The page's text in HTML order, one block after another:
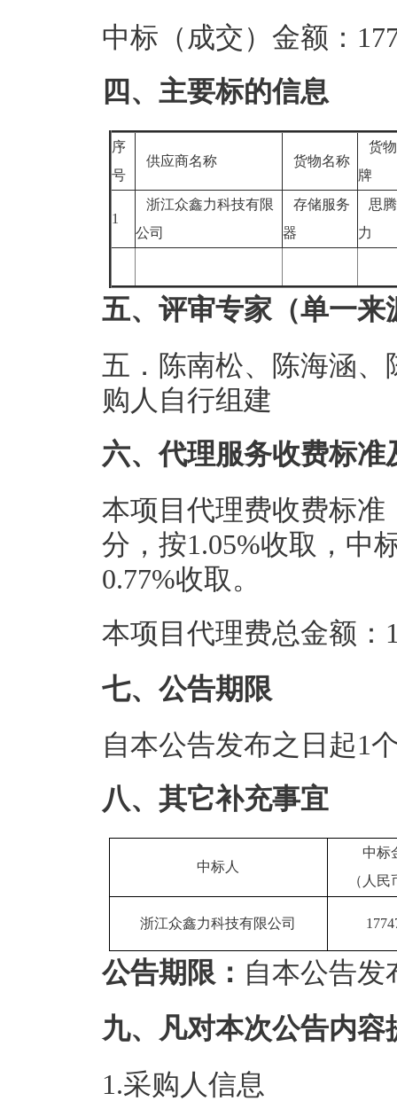
中标（成交）金额：
四、主要标的信息
序
号
供应商名称 货物名称
货
牌
1
浙江众鑫力科技有限
公司
存储服务
器
思
力
五、评审专家（单一
五．陈南松、陈海涵
购人自行组建
六、代理服务收费标准
本项目代理费收费标准
分，按1.05%收取，中
0.77%收取。
本项目代理费总金额：
七、公告期限
自本公告发布之日起1
八、其它补充事宜
中标人
中标
（人
浙江众鑫力科技有限公司
公告期限： 自本公告发
九、凡对本次公告内
1.采购人信息